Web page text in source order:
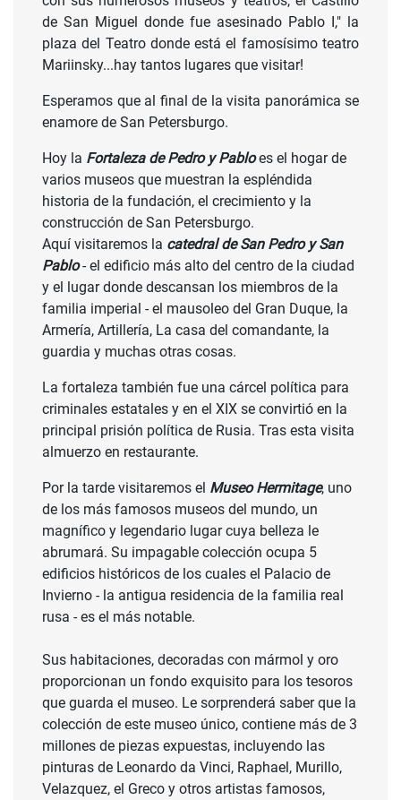
de San Miguel donde fue asesinado Pablo I," la
plaza del Teatro donde está el famosísimo teatro
Mariinsky...hay tantos lugares que visitar!
Esperamos que al final de la visita panorámica se
enamore de San Petersburgo.
Hoy la Fortaleza de Pedro y Pabloes el hogar de
varios museos que muestran la espléndida
historia de la fundación, el crecimiento y la
construcción de San Petersburgo.
Aquí visitaremos la catedral de San Pedro y San
Pablo- el edificio más alto del centro de la ciudad
y el lugar donde descansan los miembros de la
familia imperial - el mausoleo del Gran Duque, la
Armería, Artillería, La casa del comandante, la
guardia y muchas otras cosas.
La fortaleza también fue una cárcel política para
criminales estatales y en el XIX se convirtió en la
principal prisión política de Rusia. Tras esta visita
almuerzo en restaurante.
Por la tarde visitaremos el Museo Hermitage, uno
de los más famosos museos del mundo, un
magnífico y legendario lugar cuya belleza le
abrumará. Su impagable colección ocupa 5
edificios históricos de los cuales el Palacio de
Invierno - la antigua residencia de la familia real
rusa - es el más notable.
Sus habitaciones, decoradas con mármol y oro
proporcionan un fondo exquisito para los tesoros
que guarda el museo. Le sorprenderá saber que la
colección de este museo único, contiene más de 3
millones de piezas expuestas, incluyendo las
pinturas de Leonardo da Vinci, Raphael, Murillo,
Velazquez, el Greco y otros artistas famosos,